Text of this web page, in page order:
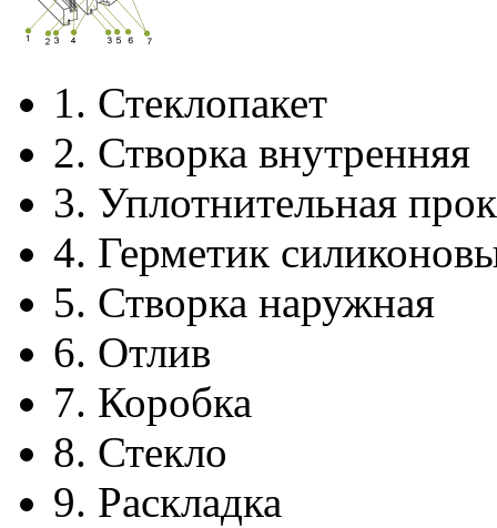
1. Стеклопакет
2. Створка внутренняя
3. Уплотнительная
4. Герметик
5. Створка наружная
6. Отлив
7. Коробка
8. Стекло
9. Раскладка